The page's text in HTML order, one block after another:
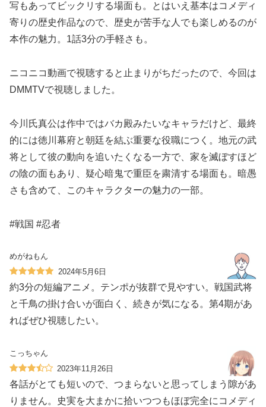
写もあってビックリする場面も。とはいえ基本はコメディ
寄りの歴史作品なので、歴史が苦手な人でも楽しめるのが
本作の魅力。1話3分の手軽さも。
ニコニコ動画で視聴すると止まりがちだったので、今回は
DMMTVで視聴しました。
今川氏真公は作中ではバカ殿みたいなキャラだけど、最終
的には徳川幕府と朝廷を結ぶ重要な役職につく。地元の武
将として彼の動向を追いたくなる一方で、家を滅ぼすほど
の陰の面もあり、疑心暗鬼で重臣を粛清する場面も。暗愚
さも含めて、このキャラクターの魅力の一部。
#戦国 #忍者
めがねもん
2024年5月6日
約3分の短編アニメ。テンポが抜群で見やすい。戦国武将
と千鳥の掛け合いが面白く、続きが気になる。第4期があ
ればぜひ視聴したい。
こっちゃん
2023年11月26日
各話がとても短いので、つまらないと思ってしまう隙があ
りません。史実を大まかに拾いつつもほぼ完全にコメディ